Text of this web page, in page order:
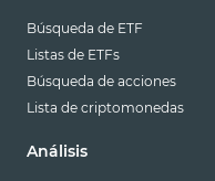
Búsqueda de ETF
Listas de ETFs
Búsqueda de acciones
Lista de criptomonedas
Análisis